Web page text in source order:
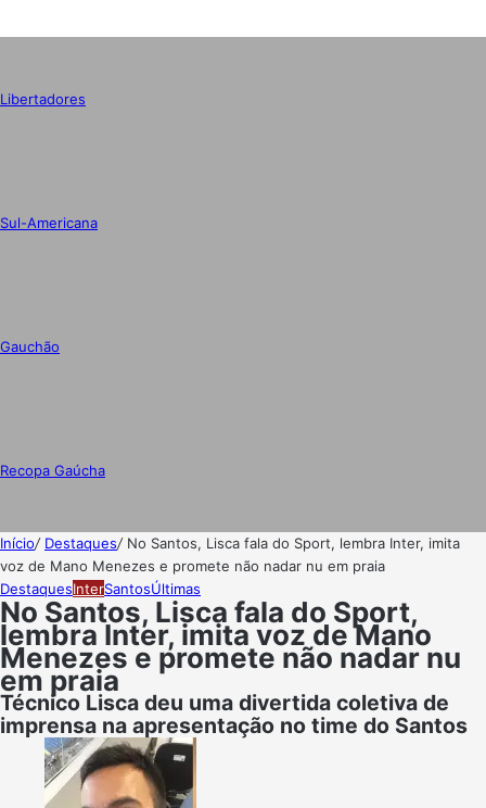
Libertadores
Sul-Americana
Gauchão
Recopa Gaúcha
Início/ Destaques/ No Santos, Lisca fala do Sport, lembra Inter, imita
voz de Mano Menezes e promete não nadar nu em praia
DestaquesInterSantosÚltimas
No Santos, Lisca fala do Sport,
lembra Inter, imita voz de Mano
Menezes e promete não nadar nu
em praia
Técnico Lisca deu uma divertida coletiva de
imprensa na apresentação no time do Santos